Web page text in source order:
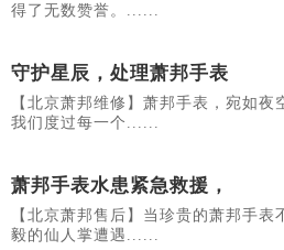
得了无数赞誉。......
守护星辰，处理萧邦手表
【北京萧邦维修】萧邦手表，宛如
我们度过每一个......
萧邦手表水患紧急救援，
【北京萧邦售后】当珍贵的萧邦手
毅的仙人掌遭遇......